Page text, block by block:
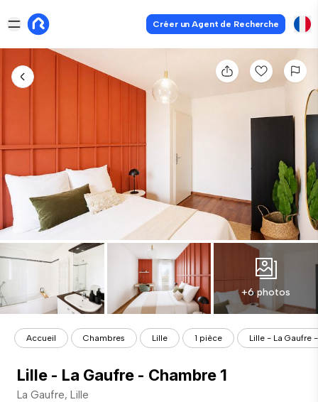
Créer un Agent de Recherche
+6 photos
Accueil Chambres Lille 1 pièce Lille - La Gaufre
Lille - La Gaufre - Chambre 1
La Gaufre, Lille